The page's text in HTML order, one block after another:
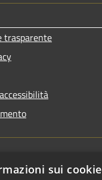
trasparente
sui cookie